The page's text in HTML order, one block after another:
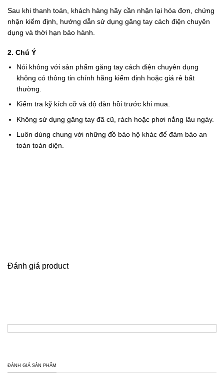
Sau khi thanh toán, khách hàng hãy cần nhận lại hóa đơn, chứng
nhận kiểm định, hướng dẫn sử dụng găng tay cách điện chuyên
dụng và thời hạn bảo hành.
2. Chú Ý
Nói không với sản phẩm găng tay cách điện chuyên dụng
không có thông tin chính hãng kiểm định hoặc giá rẻ bất
thường.
Kiểm tra kỹ kích cỡ và độ đàn hồi trước khi mua.
Không sử dụng găng tay đã cũ, rách hoặc phơi nắng lâu ngày.
Luôn dùng chung với những đồ bảo hộ khác để đảm bảo an
toàn toàn diện.
Đánh giá product
ĐÁNH GIÁ SẢN PHẨM